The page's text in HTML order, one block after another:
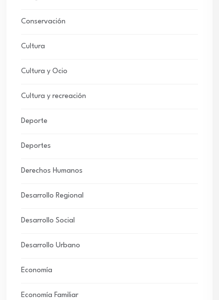
Conservación
Cultura
Cultura y Ocio
Cultura y recreación
Deporte
Deportes
Derechos Humanos
Desarrollo Regional
Desarrollo Social
Desarrollo Urbano
Economía
Economía Familiar